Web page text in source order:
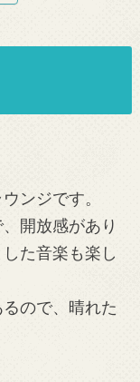
ンジです。
開放感があり
た音楽も楽し
ので、晴れた